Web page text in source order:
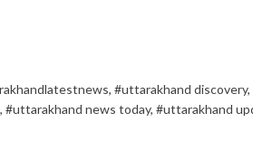
, #uttarakhand discovery,
, #uttarakhand news today, #uttarakhand